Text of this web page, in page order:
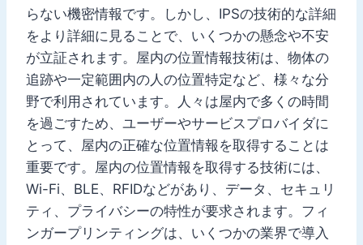
らない機密情報です。しかし、IPSの技術的な詳細
をより詳細に見ることで、いくつかの懸念や不安
が立証されます。屋内の位置情報技術は、物体の
追跡や一定範囲内の人の位置特定など、様々な分
野で利用されています。人々は屋内で多くの時間
を過ごすため、ユーザーやサービスプロバイダに
とって、屋内の正確な位置情報を取得することは
重要です。屋内の位置情報を取得する技術には、
Wi-Fi、BLE、RFIDなどがあり、データ、セキュリ
ティ、プライバシーの特性が要求されます。フィ
ンガープリンティングは、いくつかの業界で導入